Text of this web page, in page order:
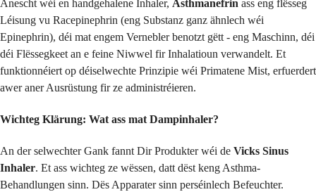
Anescht wéi en handgehalene Inhaler, Asthmanefrin ass eng flësseg
Léisung vu Racepinephrin (eng Substanz ganz ähnlech wéi
Epinephrin), déi mat engem Vernebler benotzt gëtt - eng Maschinn, déi
déi Flëssegkeet an e feine Niwwel fir Inhalatioun verwandelt. Et
funktionnéiert op déiselwechte Prinzipie wéi Primatene Mist, erfuerdert
awer aner Ausrüstung fir ze administréieren.
Wichteg Klärung: Wat ass mat Dampinhaler?
An der selwechter Gank fannt Dir Produkter wéi de Vicks Sinus
Inhaler. Et ass wichteg ze wëssen, datt dëst keng Asthma-
Behandlungen sinn. Dës Apparater sinn perséinlech Befeuchter.